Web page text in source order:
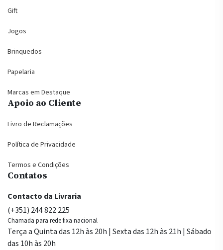
Gift
Jogos
Brinquedos
Papelaria
Marcas em Destaque
Apoio ao Cliente
Livro de Reclamações
Política de Privacidade
Termos e Condições
Contatos
Contacto da Livraria
(+351) 244 822 225
Chamada para rede fixa nacional
Terça a Quinta das 12h às 20h | Sexta das 12h às 21h | Sábado
das 10h às 20h